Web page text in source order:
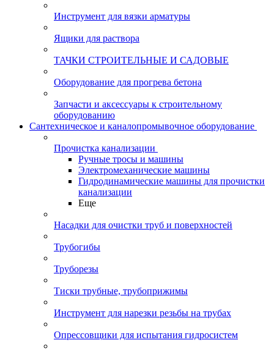
Инструмент для вязки арматуры
Ящики для раствора
ТАЧКИ СТРОИТЕЛЬНЫЕ И САДОВЫЕ
Оборудование для прогрева бетона
Запчасти и аксессуары к строительному
оборудованию
Сантехническое и каналопромывочное оборудование
Прочистка канализации
Ручные тросы и машины
Электромеханические машины
Гидродинамические машины для прочистки
канализации
Еще
Насадки для очистки труб и поверхностей
Трубогибы
Труборезы
Тиски трубные, трубоприжимы
Инструмент для нарезки резьбы на трубах
Опрессовщики для испытания гидросистем